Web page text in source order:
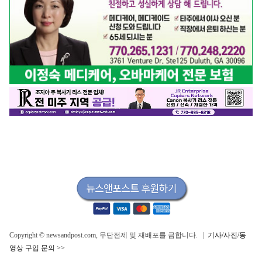
Copyright © newsandpost.com, 무단전제 및 재배포를 금합니다. | 기사/사진/동
영상 구입 문의 >>